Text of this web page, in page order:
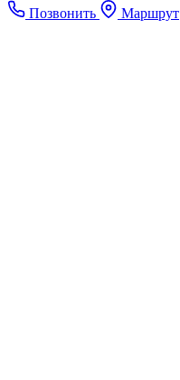
Позвонить
Маршрут